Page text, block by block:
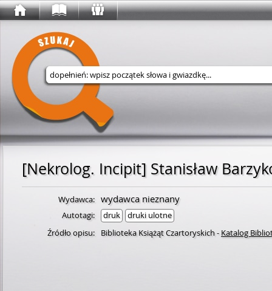
Wyszukaj w serwisie
Wydawca: wydawca nieznany
Autotagi: druk
druki ulotne
Źródło opisu:
Biblioteka Książąt Czartoryskich- Katalog